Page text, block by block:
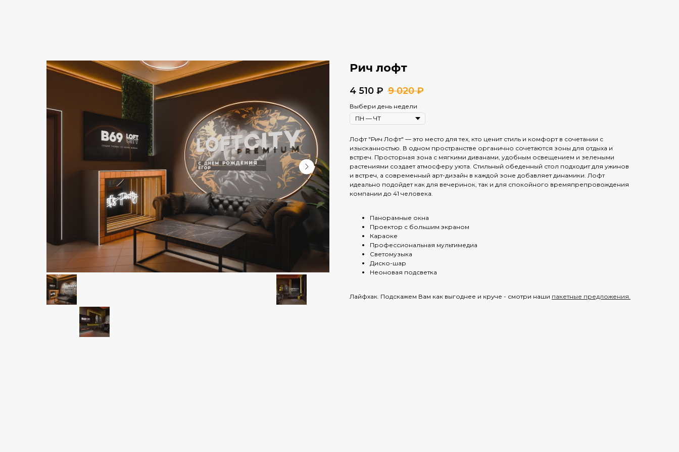
Рич лофт
4 510 ₽ 9 020 ₽
Выбери день недели
Лофт "Рич Лофт" — это место для тех, кто ценит стиль и комфорт в сочетании с
изысканностью. В одном пространстве органично сочетаются зоны для отдыха и
встреч. Просторная зона с мягкими диванами, удобным освещением и зелеными
растениями создает атмосферу уюта. Стильный обеденный стол подходит для ужинов
и встреч, а современный арт-дизайн в каждой зоне добавляет динамики. Лофт
идеально подойдет как для вечеринок, так и для спокойного времяпрепровождения
компании до 41 человека.
Панорамные окна
Проектор с большим экраном
Караоке
Профессиональная мультимедиа
Светомузыка
Диско-шар
Неоновая подсветка
Лайфхак. Подскажем Вам как выгоднее и круче - смотри наши пакетные предложения.